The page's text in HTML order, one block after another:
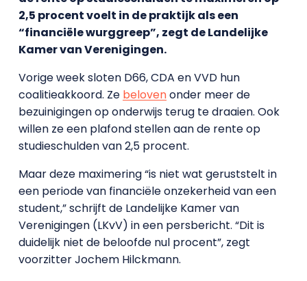
2,5 procent voelt in de praktijk als een
“financiële wurggreep”, zegt de Landelijke
Kamer van Verenigingen.
Vorige week sloten D66, CDA en VVD hun
coalitieakkoord. Ze belovenonder meer de
bezuinigingen op onderwijs terug te draaien. Ook
willen ze een plafond stellen aan de rente op
studieschulden van 2,5 procent.
Maar deze maximering “is niet wat geruststelt in
een periode van financiële onzekerheid van een
student,” schrijft de Landelijke Kamer van
Verenigingen (LKvV) in een persbericht. “Dit is
duidelijk niet de beloofde nul procent”, zegt
voorzitter Jochem Hilckmann.